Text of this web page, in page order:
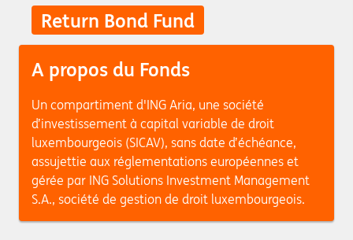
Return Bond Fund
A propos du Fonds
Un compartiment d'ING Aria, une société
d’investissement à capital variable de droit
luxembourgeois (SICAV), sans date d’échéance,
assujettie aux réglementations européennes et
gérée par ING Solutions Investment Management
S.A., société de gestion de droit luxembourgeois.